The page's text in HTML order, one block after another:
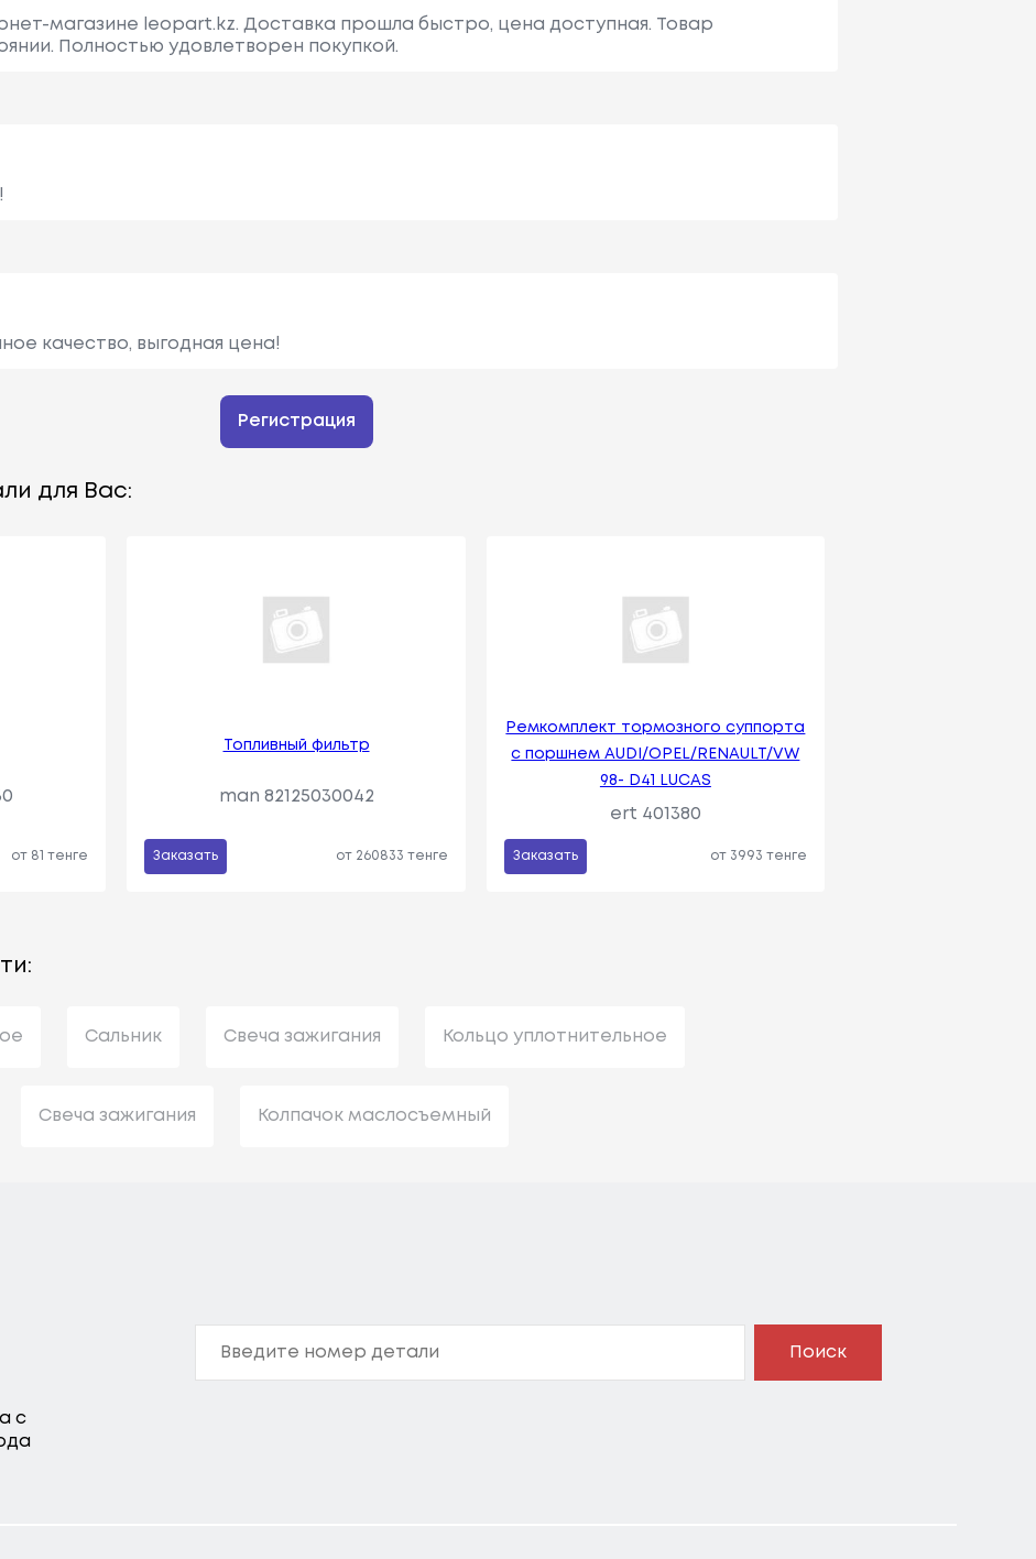
магазине leopart.kz. Доставка прошла быстро, цена доступная. Товар
Полностью удовлетворен покупкой.
качество, выгодная цена!
Регистрация
для Вас:
от 81 тенге
Топливный фильтр
man 82125030042
Заказать от 260833 тенге
Ремкомплект тормозного суппорта
с поршнем AUDI/OPEL/RENAULT/VW
98- D41 LUCAS
ert 401380
Заказать от 3993 тенге
Сальник Свеча зажигания Кольцо уплотнительное
Свеча зажигания Колпачок маслосъемный
с
Поиск